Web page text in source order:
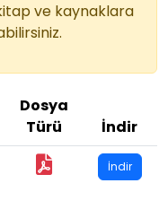
ve kaynaklara
Dosya
Türü
İndir
İndir